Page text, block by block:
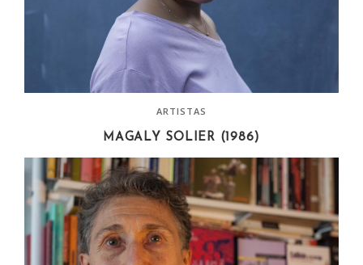
ARTISTAS
MAGALY SOLIER (1986)